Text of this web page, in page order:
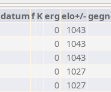
datumf Kerg elo+/-
0
1043
0
1043
0
1043
0
1027
0
1027